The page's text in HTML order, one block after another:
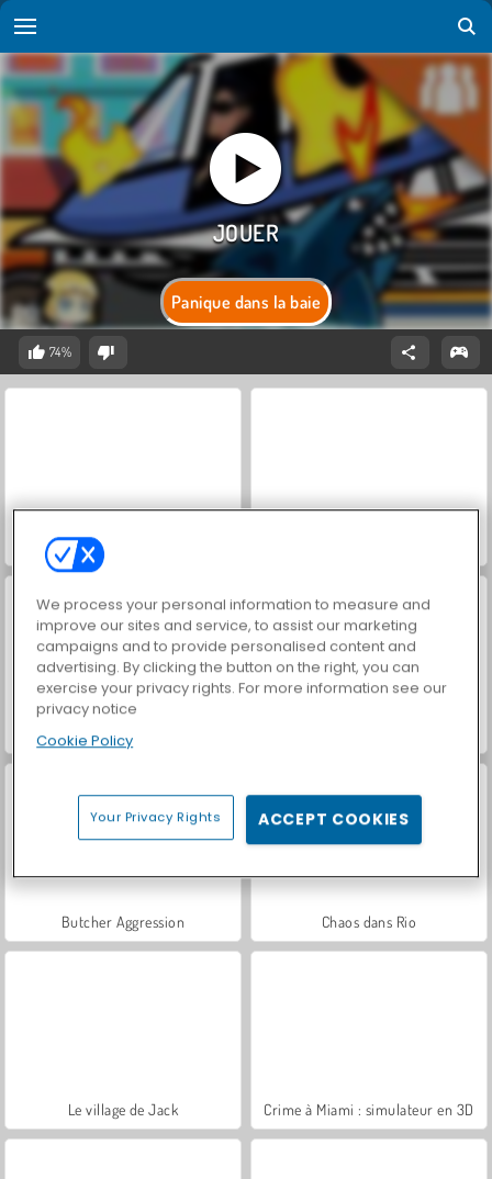
Panique dans la baie
74%
Shark Attack
My Shark Show
Butcher Aggression Chaos dans Rio
Le village de Jack Crime à Miami : simulateur en 3D
We process your personal information to measure and
improve our sites and service, to assist our marketing
campaigns and to provide personalised content and
advertising. By clicking the button on the right, you can
exercise your privacy rights. For more information see our
privacy notice
Cookie Policy
Your Privacy Rights ACCEPT COOKIES